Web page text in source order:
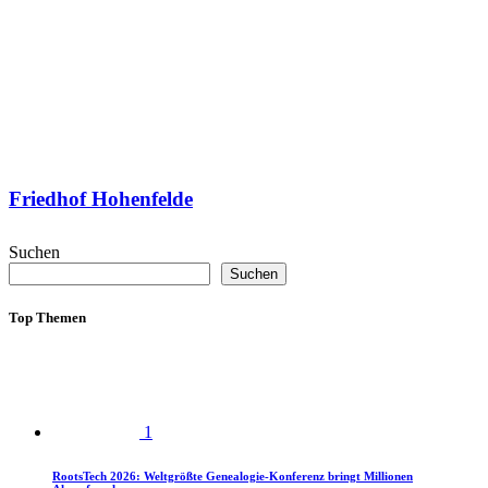
Friedhof Hohenfelde
Suchen
Suchen
Top Themen
1
RootsTech 2026: Weltgrößte Genealogie-Konferenz bringt Millionen